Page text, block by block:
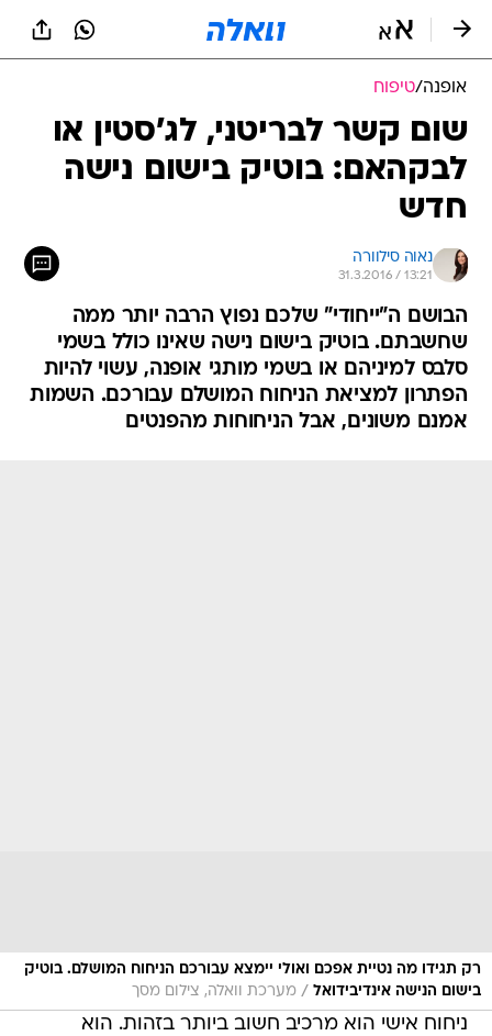
אופנה/טיפוח
שום קשר לבריטני, לג'סטין או
לבקהאם: בוטיק בישום נישה
חדש
נאוה סילוורה
31.3.2016 / 13:21
הבושם ה"ייחודי" שלכם נפוץ הרבה יותר ממה
שחשבתם. בוטיק בישום נישה שאינו כולל בשמי
סלבס למיניהם או בשמי מותגי אופנה, עשוי להיות
הפתרון למציאת הניחוח המושלם עבורכם. השמות
אמנם משונים, אבל הניחוחות מהפנטים
רק תגידו מה נטיית אפכם ואולי יימצא עבורכם הניחוח המושלם. בוטיק
בישום הנישה אינדיבידואל / מערכת וואלה, צילום מסך
ניחוח אישי הוא מרכיב חשוב ביותר בזהות. הוא